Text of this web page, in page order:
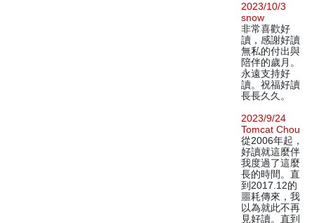
2023/10/3
snow
非常喜歡好
讀，感謝好讀
無私的付出與
陪伴的歲月。
永遠支持好
讀。祝福好讀
長長久久。
2023/9/24
Tomcat Chou
從2006年起，
好讀就這麼伴
我度過了這麼
長的時間。直
到2017.12的
噩耗傳來，我
以為就此不再
見好讀。直到